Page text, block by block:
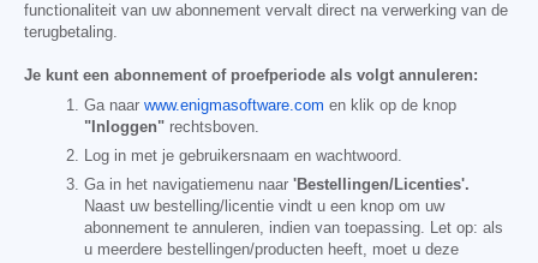
functionaliteit van uw abonnement vervalt direct na verwerking van de
terugbetaling.
Je kunt een abonnement of proefperiode als volgt annuleren:
Ga naar www.enigmasoftware.com en klik op de knop
"Inloggen" rechtsboven.
Log in met je gebruikersnaam en wachtwoord.
Ga in het navigatiemenu naar 'Bestellingen/Licenties'.
Naast uw bestelling/licentie vindt u een knop om uw
abonnement te annuleren, indien van toepassing. Let op: als
u meerdere bestellingen/producten heeft, moet u deze